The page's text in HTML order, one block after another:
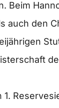
auch den